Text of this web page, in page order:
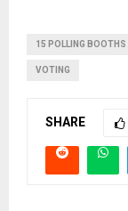
15 POLLING BOOTHS
VOTING
SHARE